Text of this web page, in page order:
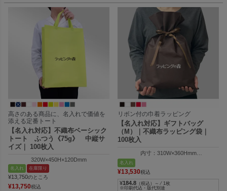
高さのある商品に、名入れで価値を
添える定番トート
【名入れ対応】不織布ベーシック
トート ふつう《75g》 中縦サ
イズ｜ 100枚入
320W×450H×120Dmm
名入れ 在庫限り
¥13,750のところ
¥13,750税込
リボン付の巾着ラッピング
【名入れ対応】ギフトバッグ
（M）｜不織布ラッピング袋｜
100枚入
内寸：310W×360Hmm
名入れ
¥13,530税込
¥184.8 （税込）～ ⁄ 1枚
※印刷代込・版代別途